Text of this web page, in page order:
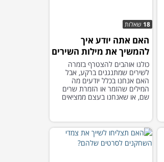
18 שאלות
האם אתה יודע איך
להמשיך את מילות השירים
האלה?
כולנו אוהבים להצטרף בזמרה
לשירים שמתנגנים ברקע, אבל
האם אנחנו בכלל יודעים מה
המילים שהזמר או הזמרת שרים
שם, או שאנחנו בעצם ממציאים